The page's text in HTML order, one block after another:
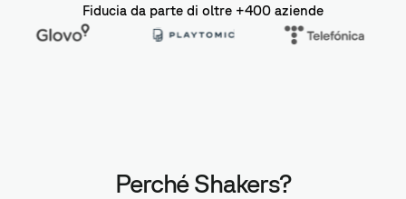
Fiducia da parte di oltre +400 aziende
Perché Shakers?